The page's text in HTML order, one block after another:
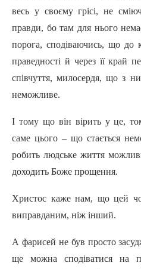
весь у своєму грісі, не
правди, бо там для нього
порога, сподіваючись, що
праведності й через її край
співчуття, милосердя, що з
неможливе.
І тому що він вірить у це,
саме цього – що стається
робить людське життя
доходить Боже прощення.
Христос каже нам, що цей
виправданим, ніж інший.
А фарисей не був просто
ще можна сподіватися на